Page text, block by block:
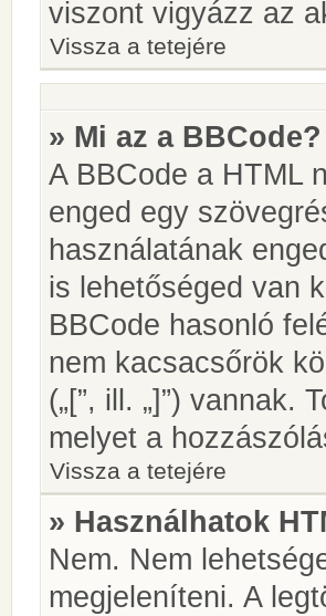
viszont vigyázz az
Vissza a tetejére
» Mi az a BBCode?
A BBCode a HTML
enged egy
használatának
is lehetőséged van
BBCode hasonló
nem kacsacsőrök
(„[”, ill. „]”) vannak.
melyet a
Vissza a tetejére
» Használhatok
Nem. Nem
megjeleníteni. A